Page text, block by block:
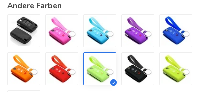
Andere Farben